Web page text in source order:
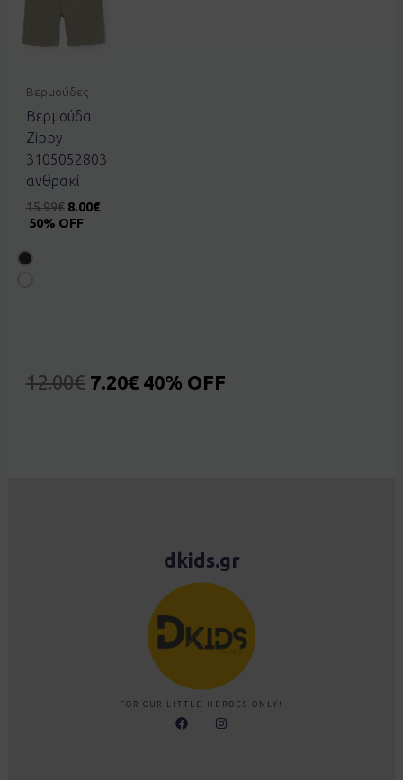
Βερμούδες
Βερμούδα
Zippy
3105052803
ανθρακί
15.99€ 8.00€
50% OFF
12.00€ 7.20€ 40% OFF
dkids.gr
FOR OUR LITTLE HEROES ONLY!
F
a
I
n